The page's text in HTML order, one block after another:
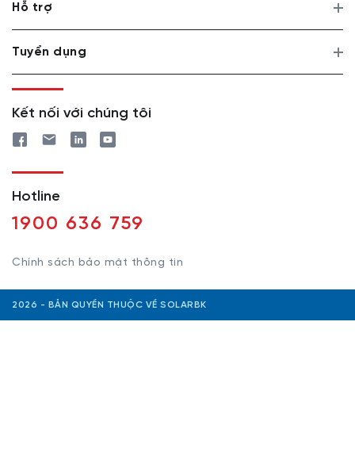
Hỗ trợ
Tuyển dụng
Kết nối với chúng tôi
Hotline
1900 636 759
Chính sách bảo mật thông tin
2026 - BẢN QUYỀN THUỘC VỀ SOLARBK